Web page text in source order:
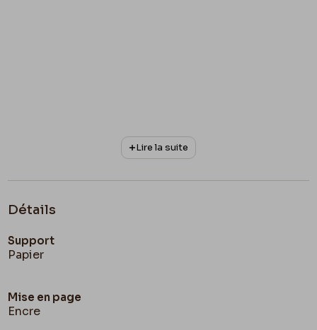
Lire la suite
Détails
Support
Papier
Mise en page
Encre